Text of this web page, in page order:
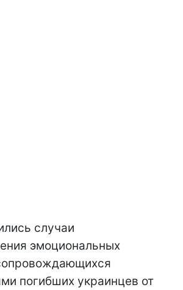
случаи
эмоциональных
погибших украинцев от